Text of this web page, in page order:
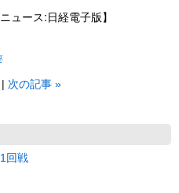
ュース:日経電子版】
次の記事 »
回戦